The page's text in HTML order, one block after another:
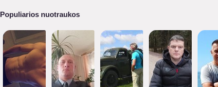
Populiarios nuotraukos